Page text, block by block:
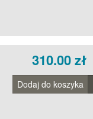
310.00 zł
Dodaj do koszyka